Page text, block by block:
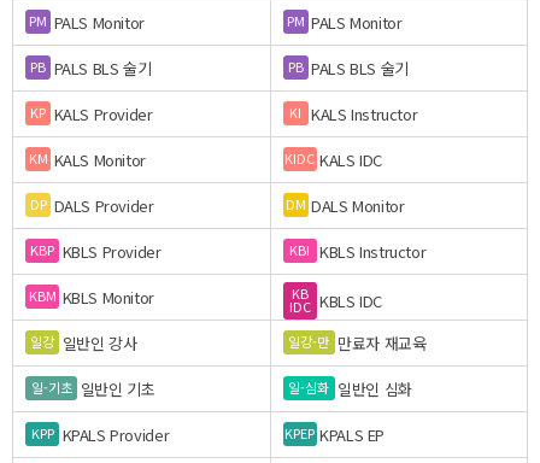
PM PALS Monitor PM PALS Monitor
PB PALS BLS 술기 PB PALS BLS 술기
KP KALS Provider KI KALS Instructor
KM KALS Monitor KIDC KALS IDC
DP DALS Provider DM DALS Monitor
KBP KBLS Provider KBI KBLS Instructor
KBM KBLS Monitor KB
IDC KBLS IDC
일강 일반인 강사 일강-만 만료자 재교육
일-기초 일반인 기초 일-심화 일반인 심화
KPP KPALS Provider KPEP KPALS EP